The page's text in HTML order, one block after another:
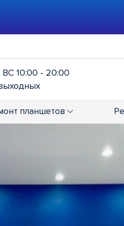
10:00 - 20:00
планшетов